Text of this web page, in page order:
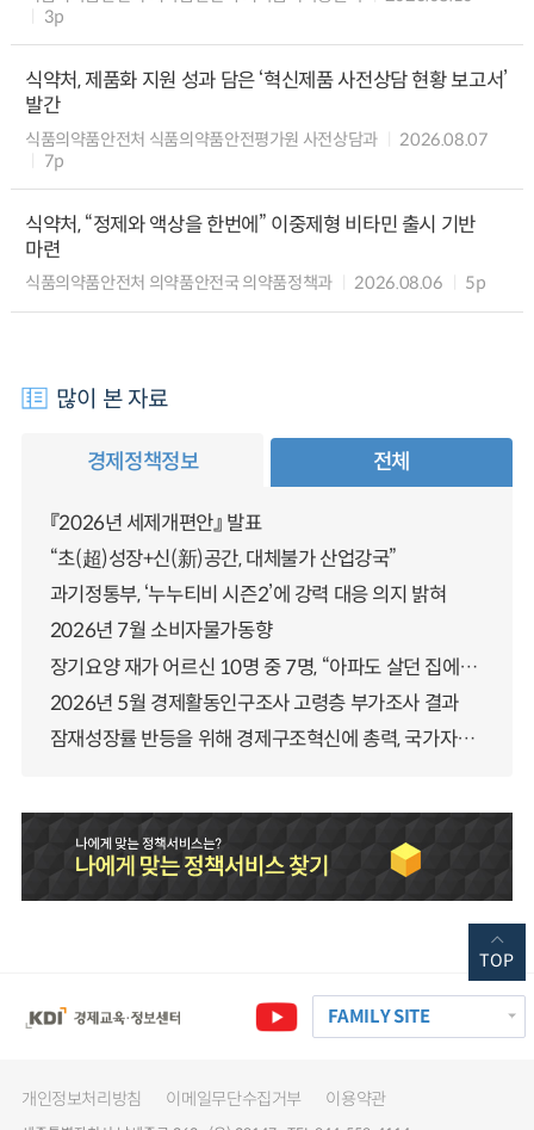
3p
식약처, 제품화 지원 성과 담은 ‘혁신제품 사전상담 현황 보고서’
발간
식품의약품안전처 식품의약품안전평가원 사전상담과
2026.08.07
7p
식약처, “정제와 액상을 한번에” 이중제형 비타민 출시 기반
마련
식품의약품안전처 의약품안전국 의약품정책과 2026.08.06 5p
많이 본 자료
경제정책정보 전체
『2026년 세제개편안』 발표
“초(超)성장+신(新)공간, 대체불가 산업강국”
과기정통부, ‘누누티비 시즌2’에 강력 대응 의지 밝혀
2026년 7월 소비자물가동향
장기요양 재가 어르신 10명 중 7명, “아파도 살던 집에서 살겠다” 「2025년 장기요양실태조사」 결과 발표
2026년 5월 경제활동인구조사 고령층 부가조사 결과
잠재성장률 반등을 위해 경제구조혁신에 총력, 국가자산 관리체계 대전환
FAMILY SITE
개인정보처리방침 이메일무단수집거부 이용약관
TOP